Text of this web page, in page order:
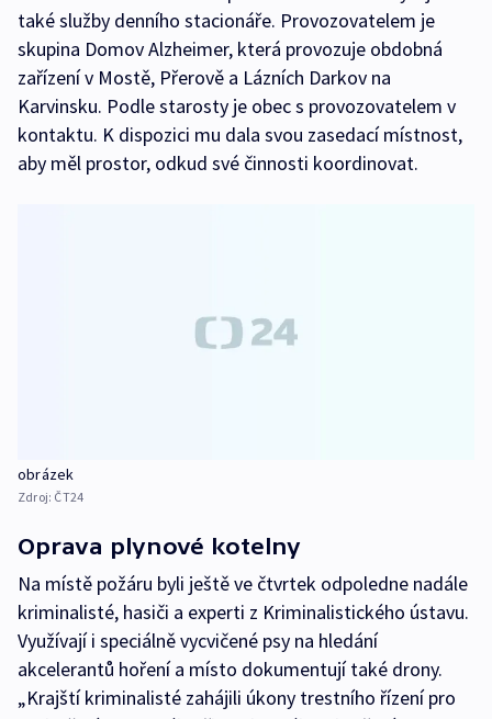
také služby denního stacionáře. Provozovatelem je
skupina Domov Alzheimer, která provozuje obdobná
zařízení v Mostě, Přerově a Lázních Darkov na
Karvinsku. Podle starosty je obec s provozovatelem v
kontaktu. K dispozici mu dala svou zasedací místnost,
aby měl prostor, odkud své činnosti koordinovat.
obrázek
Zdroj: ČT24
Oprava plynové kotelny
Na místě požáru byli ještě ve čtvrtek odpoledne nadále
kriminalisté, hasiči a experti z Kriminalistického ústavu.
Využívají i speciálně vycvičené psy na hledání
akcelerantů hoření a místo dokumentují také drony.
„Krajští kriminalisté zahájili úkony trestního řízení pro